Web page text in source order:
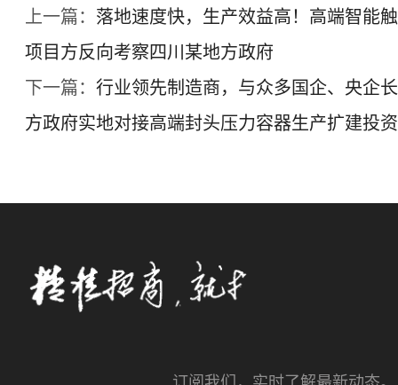
上一篇： 落地速度快，生产效益高！高端智能
项目方反向考察四川某地方政府
下一篇： 行业领先制造商，与众多国企、央企
方政府实地对接高端封头压力容器生产扩建投